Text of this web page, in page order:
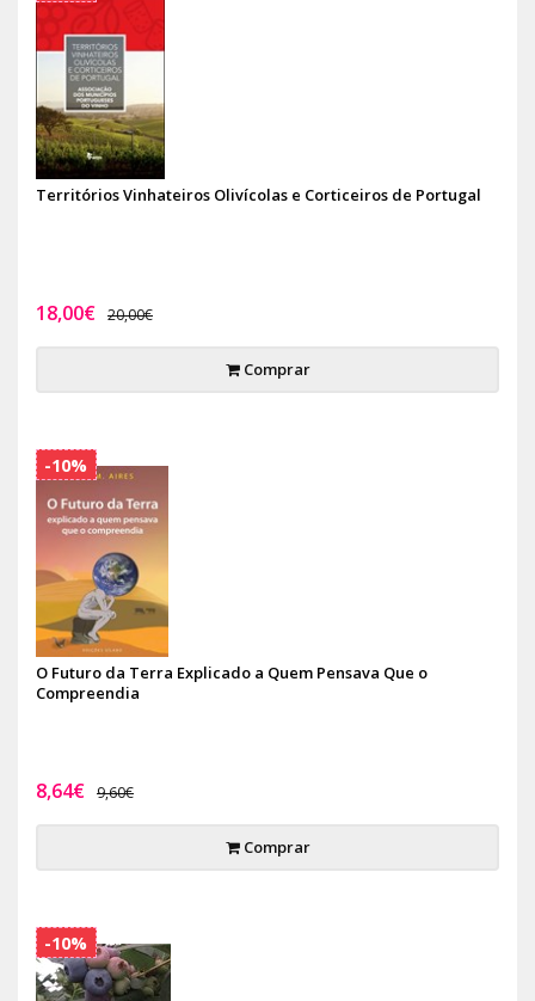
Territórios Vinhateiros Olivícolas e Corticeiros de Portugal
18,00€ 20,00€
Comprar
O Futuro da Terra Explicado a Quem Pensava Que o
Compreendia
8,64€ 9,60€
Comprar
-10%
-10%